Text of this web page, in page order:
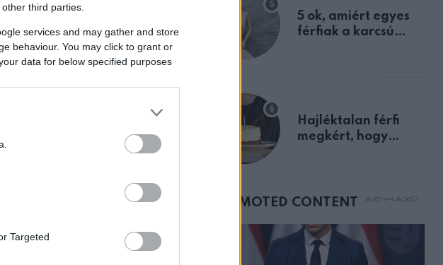
third parties.
services and may gather and store
behaviour. You may click to grant or
data for below specified purposes
Targeted
késlekedtek, kórházba
imádkozzanak a kis Millicent
5 ok, amiért egyes
férfiak a karcsú
Hajléktalan férfi
megkért, hogy
mellettem ült az első